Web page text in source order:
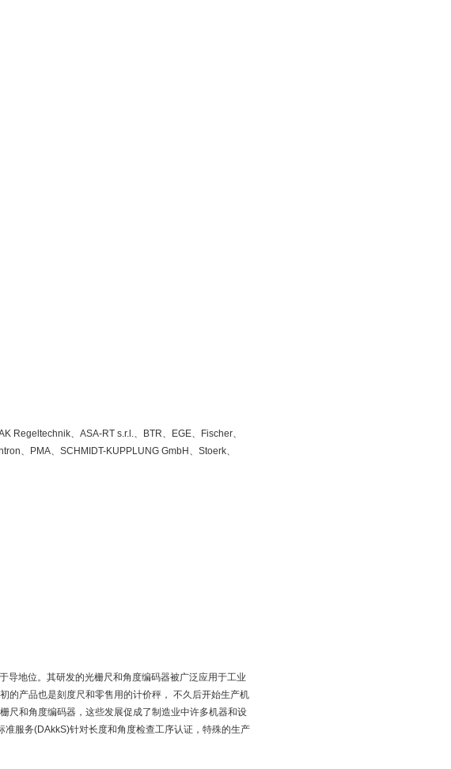
Regeltechnik、ASA-RT s.r.l.、BTR、EGE、Fischer、
、PMA、SCHMIDT-KUPPLUNG GmbH、Stoerk、
导地位。其研发的光栅尺和角度编码器被广泛应用于工业
的产品也是刻度尺和零售用的计价秤， 不久后开始生产机
尺和角度编码器，这些发展促成了制造业中许多机器和设
服务(DAkkS)针对长度和角度检查工序认证，特殊的生产